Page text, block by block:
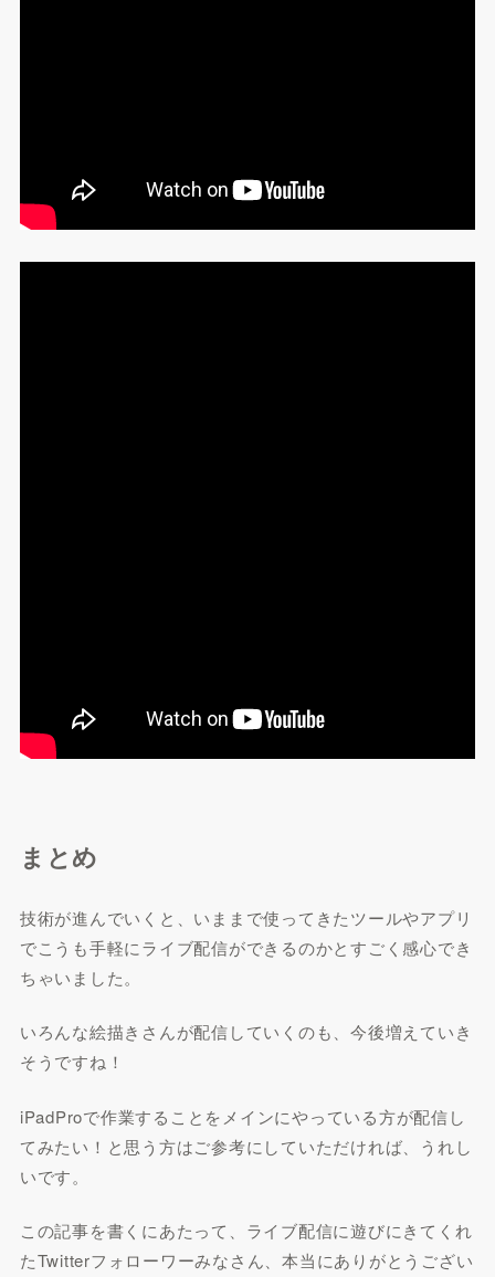
まとめ
技術が進んでいくと、いままで使ってきたツールやアプリ
でこうも手軽にライブ配信ができるのかとすごく感心でき
ちゃいました。
いろんな絵描きさんが配信していくのも、今後増えていき
そうですね！
iPadProで作業することをメインにやっている方が配信し
てみたい！と思う方はご参考にしていただければ、うれし
いです。
この記事を書くにあたって、ライブ配信に遊びにきてくれ
たTwitterフォローワーみなさん、本当にありがとうござい